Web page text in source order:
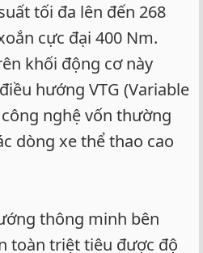
tối đa lên đến 268
cực đại 400 Nm.
khối động cơ này
hướng VTG (Variable
nghệ vốn thường
dòng xe thể thao cao
thông minh bên
toàn triệt tiêu được độ